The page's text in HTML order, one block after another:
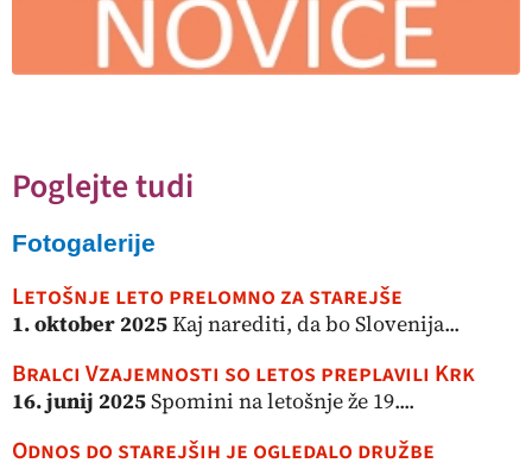
Poglejte tudi
Fotogalerije
Letošnje leto prelomno za starejše
1. oktober 2025Kaj narediti, da bo Slovenija...
Bralci Vzajemnosti so letos preplavili Krk
16. junij 2025Spomini na letošnje že 19....
Odnos do starejših je ogledalo družbe